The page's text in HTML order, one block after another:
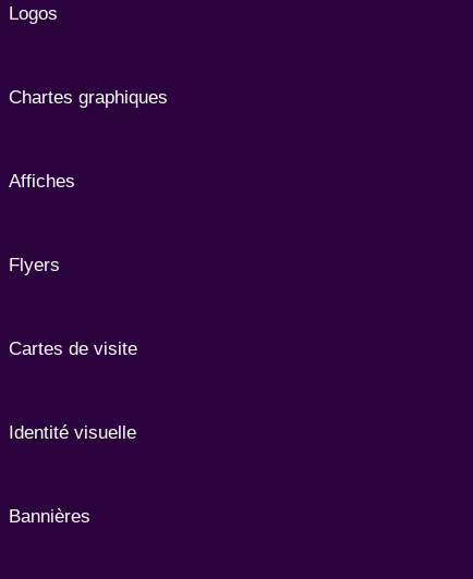
Logos
Chartes graphiques
Affiches
Flyers
Cartes de visite
Identité visuelle
Bannières